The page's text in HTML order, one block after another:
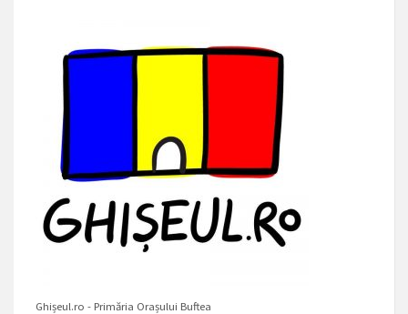
Ghișeul.ro - Primăria Orașului Buftea